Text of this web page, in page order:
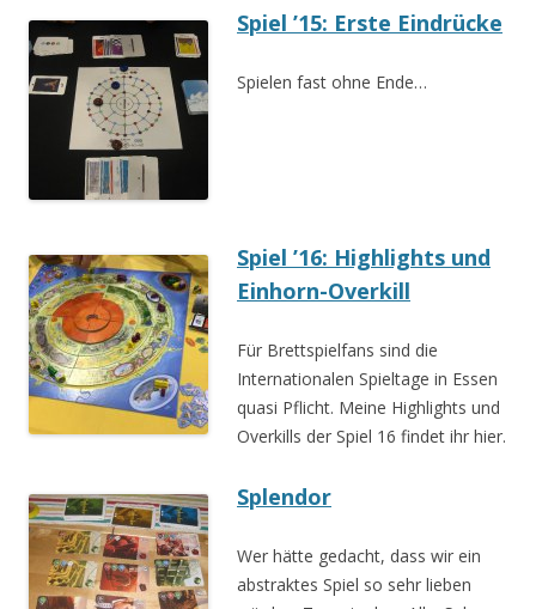
Spiel ’15: Erste Eindrücke
Spielen fast ohne Ende…
Spiel ’16: Highlights und
Einhorn-Overkill
Für Brettspielfans sind die
Internationalen Spieltage in Essen
quasi Pflicht. Meine Highlights und
Overkills der Spiel 16 findet ihr hier.
Splendor
Wer hätte gedacht, dass wir ein
abstraktes Spiel so sehr lieben